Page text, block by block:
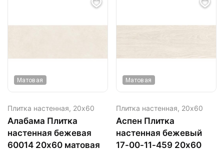
Матовая
Плитка настенная, 20х60
Алабама Плитка
настенная бежевая
60014 20х60 матовая
Матовая
Плитка настенная, 20х60
Аспен Плитка
настенная бежевый
17-00-11-459 20х60